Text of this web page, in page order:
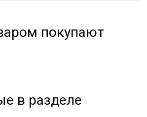
покупают
в разделе